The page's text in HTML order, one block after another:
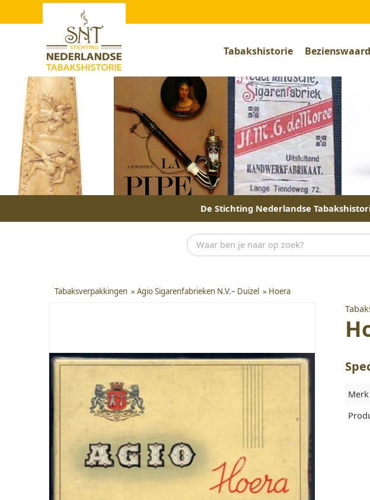
Tabakshistorie
De Stichting Nederlandse
Tabaksverpakkingen » Agio Sigarenfabrieken N.V.– Duizel » Hoera
Merk